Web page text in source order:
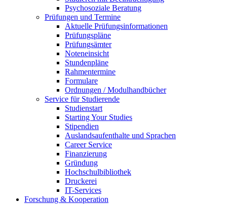
Psychosoziale Beratung
Prüfungen und Termine
Aktuelle Prüfungsinformationen
Prüfungspläne
Prüfungsämter
Noteneinsicht
Stundenpläne
Rahmentermine
Formulare
Ordnungen / Modulhandbücher
Service für Studierende
Studienstart
Starting Your Studies
Stipendien
Auslandsaufenthalte und Sprachen
Career Service
Finanzierung
Gründung
Hochschulbibliothek
Druckerei
IT-Services
Forschung & Kooperation